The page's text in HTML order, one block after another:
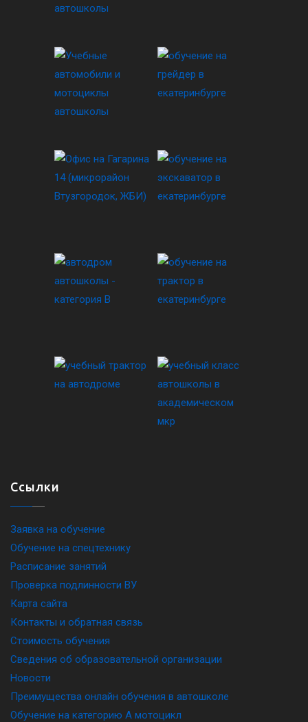
Ссылки
Заявка на обучение
Обучение на спецтехнику
Расписание занятий
Проверка подлинности ВУ
Карта сайта
Контакты и обратная связь
Стоимость обучения
Сведения об образовательной организации
Новости
Преимущества онлайн обучения в автошколе
Обучение на категорию A мотоцикл